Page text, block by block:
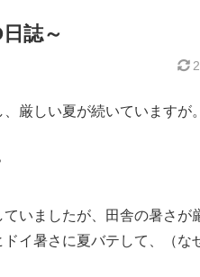
誌～
厳しい夏が続いていますが
いましたが、田舎の暑さが
イ暑さに夏バテして、（な